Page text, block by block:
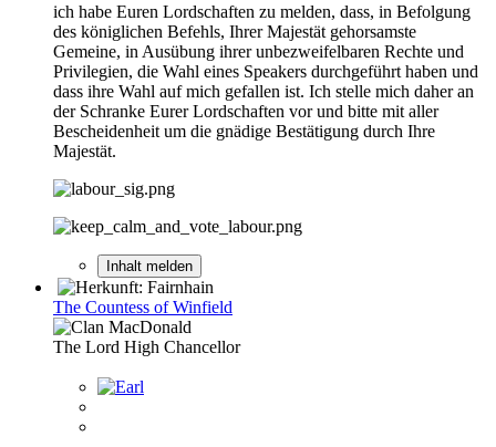
ich habe Euren Lordschaften zu melden, dass, in Befolgung
des königlichen Befehls, Ihrer Majestät gehorsamste
Gemeine, in Ausübung ihrer unbezweifelbaren Rechte und
Privilegien, die Wahl eines Speakers durchgeführt haben und
dass ihre Wahl auf mich gefallen ist. Ich stelle mich daher an
der Schranke Eurer Lordschaften vor und bitte mit aller
Bescheidenheit um die gnädige Bestätigung durch Ihre
Majestät.
Inhalt melden
The Countess of Winfield
The Lord High Chancellor